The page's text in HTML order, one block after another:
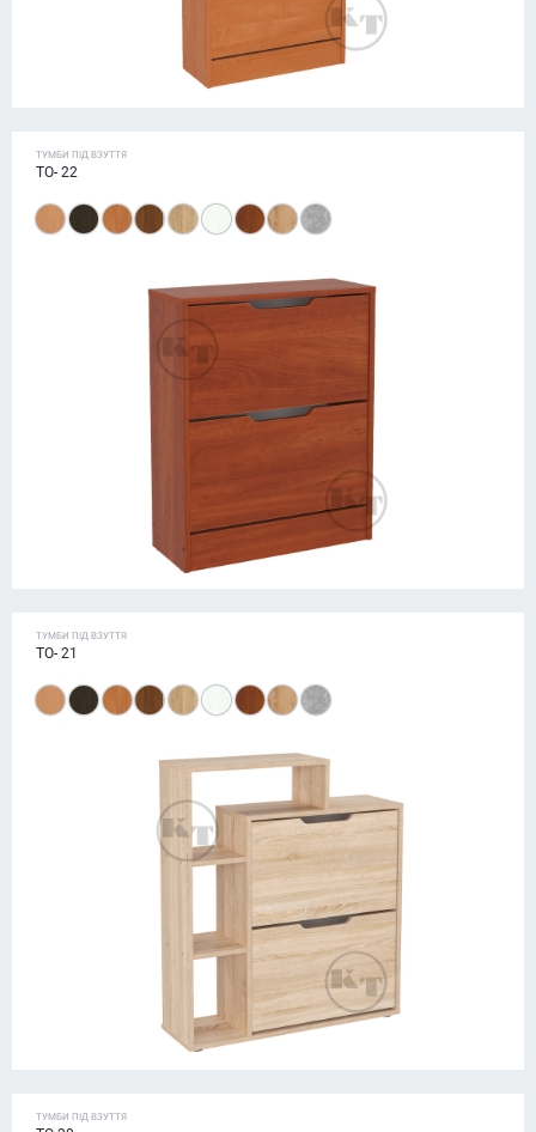
ТУМБИ ПІД ВЗУТТЯ
ТО- 22
ТУМБИ ПІД ВЗУТТЯ
ТО- 21
ТУМБИ ПІД ВЗУТТЯ